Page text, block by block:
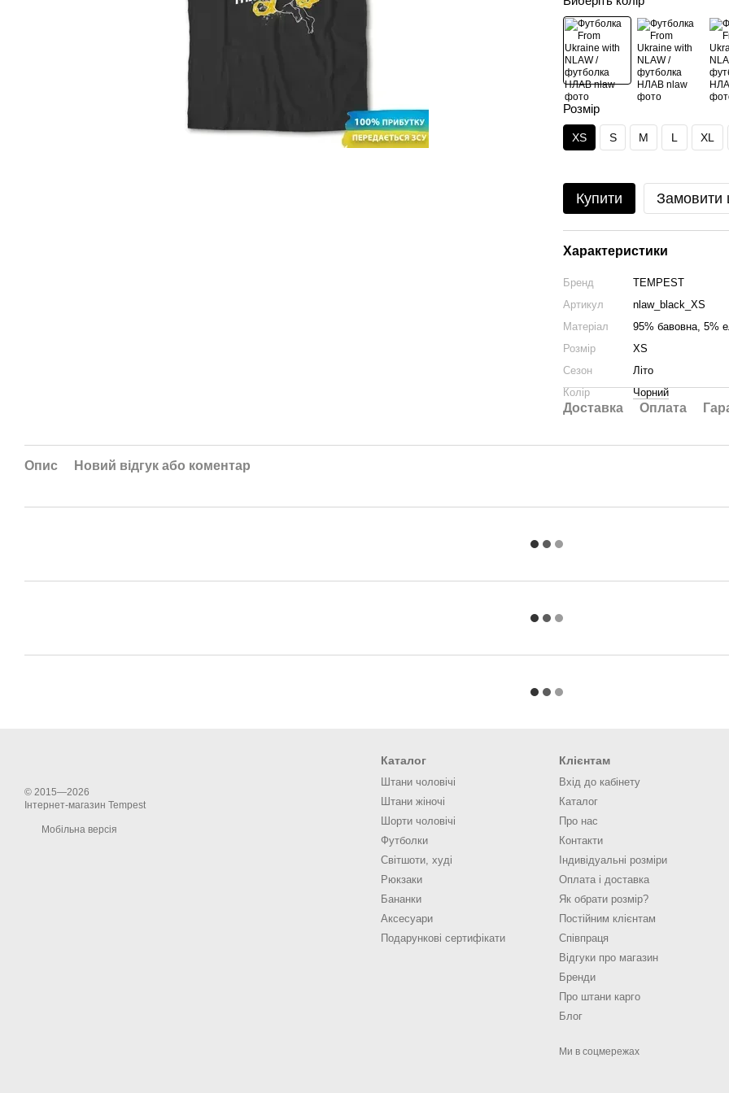
Розмір
XS S M L XL
Купити Замовити
Характеристики
Бренд
TEMPEST
Артикул
nlaw_black_XS
Матеріал
95% бавовна, 5%
Розмір
XS
Сезон
Літо
Колір
Чорний
Доставка Оплата
Опис Новий відгук або коментар
© 2015—2026
Інтернет-магазин Tempest
Мобільна версія
Каталог
Штани чоловічі
Штани жіночі
Шорти чоловічі
Футболки
Світшоти, худі
Рюкзаки
Бананки
Аксесуари
Подарункові сертифікати
Клієнтам
Вхід до кабінету
Каталог
Про нас
Контакти
Індивідуальні розміри
Оплата і доставка
Як обрати розмір?
Постійним клієнтам
Співпраця
Відгуки про магазин
Бренди
Про штани карго
Блог
Ми в соцмережах